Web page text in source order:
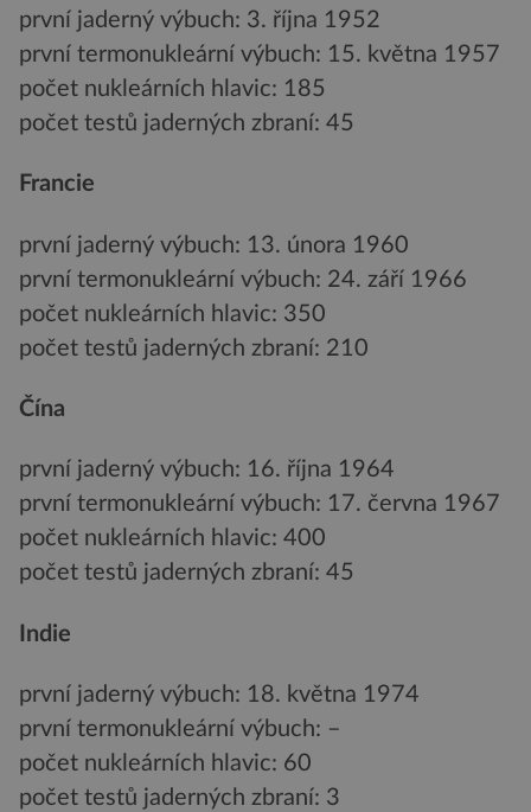
první jaderný výbuch: 3. října 1952
první termonukleární výbuch: 15. května 1957
počet nukleárních hlavic: 185
počet testů jaderných zbraní: 45
Francie
první jaderný výbuch: 13. února 1960
první termonukleární výbuch: 24. září 1966
počet nukleárních hlavic: 350
počet testů jaderných zbraní: 210
Čína
první jaderný výbuch: 16. října 1964
první termonukleární výbuch: 17. června 1967
počet nukleárních hlavic: 400
počet testů jaderných zbraní: 45
Indie
první jaderný výbuch: 18. května 1974
první termonukleární výbuch: –
počet nukleárních hlavic: 60
počet testů jaderných zbraní: 3